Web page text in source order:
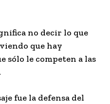
no decir lo que
que hay
sólo le competen a las
fue la defensa del